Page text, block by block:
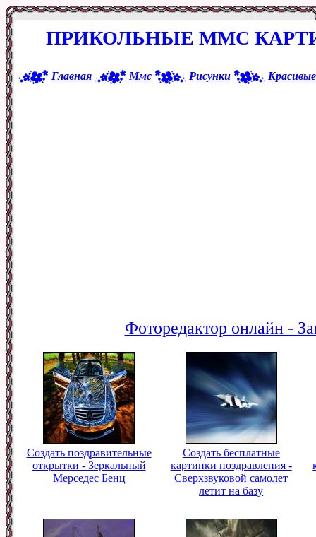
ПРИКОЛЬНЫЕ ММС
Главная Ммс Рисунки Красивые
Фоторедактор онлайн -
Создать поздравительные
открытки - Зеркальный
Мерседес Бенц
Создать бесплатные
картинки поздравления -
Сверхзвуковой самолет
летит на базу